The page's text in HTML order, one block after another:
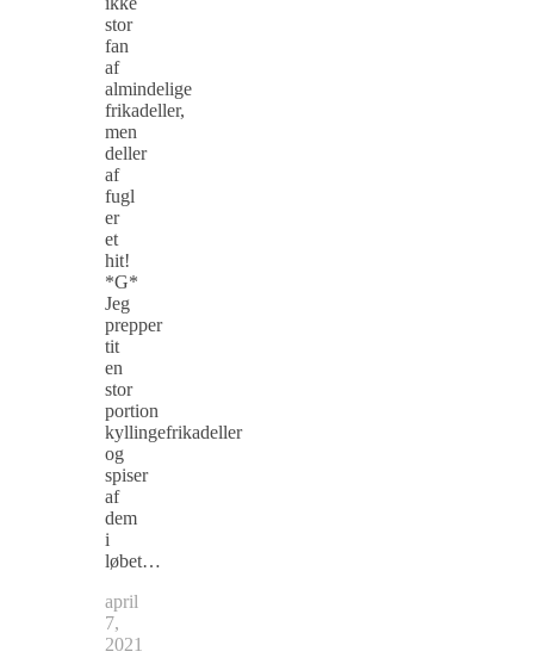
stor
fan
af
almindelige
frikadeller,
men
deller
af
fugl
er
et
hit!
*G*
Jeg
prepper
tit
en
stor
portion
kyllingefrikadeller
og
spiser
af
dem
i
løbet…
april
7,
2021